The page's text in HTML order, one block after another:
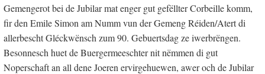
Gemengerot bei de Jubilar mat enger gut gefëllter Corbeille komm,
fir den Emile Simon am Numm vun der Gemeng Réiden/Atert di
allerbescht Gléckwënsch zum 90. Gebuertsdag ze iwerbrëngen.
Besonnesch huet de Buergermeeschter nit nëmmen di gut
Noperschaft an all dene Joeren ervirgehuewen, awer och de Jubilar